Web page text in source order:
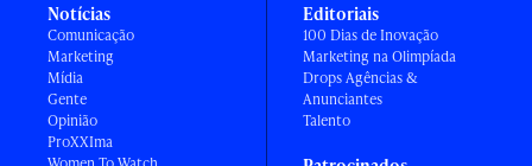
Notícias
Comunicação
Marketing
Mídia
Gente
Opinião
ProXXIma
Editoriais
100 Dias de Inovação
Marketing na Olimpíada
Drops Agências &
Anunciantes
Talento